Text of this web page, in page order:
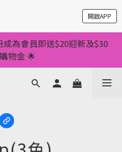
開啟APP
一件起包順豐 ✅第二件起減
如此類推⬆不設上限
一件起包順豐 ✅第二件起減
如此類推⬆不設上限
為會員即送$20迎新及$30
物金 🌟
物金用🌟消費1元有1分 🌟
可當1元使用🌟
一件起包順豐 ✅第二件起減
如此類推⬆不設上限